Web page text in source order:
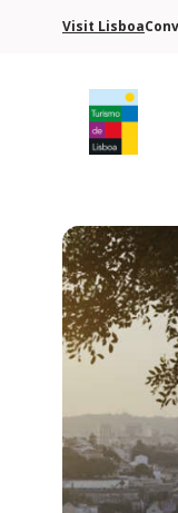
Visit Lisboa